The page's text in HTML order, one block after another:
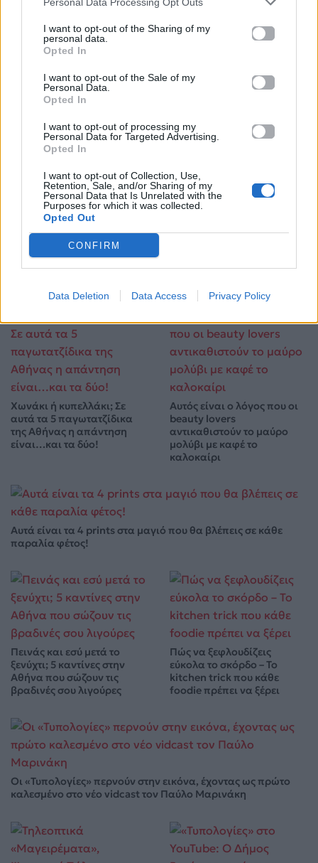
I want to opt-out of the Sharing of my
personal data.
Opted In
I want to opt-out of the Sale of my
Personal Data.
Opted In
I want to opt-out of processing my
Personal Data for Targeted Advertising.
Opted In
I want to opt-out of Collection, Use,
Retention, Sale, and/or Sharing of my
Personal Data that Is Unrelated with the
Purposes for which it was collected.
Opted Out
CONFIRM
Data Deletion Data Access Privacy Policy
Life
Η αποκάλυψη του αιώνα στην Αμφίπολη: Ολόκληρος
ο Τύμβος Καστά «ζωντανεύει» ξανά
Μουσικός νανουρίζει λιοντάρια παίζοντας το «November
Χωνάκι ή κυπελλάκι; Σε
αυτά τα 5 παγωτατζίδικα
της Αθήνας η απάντηση
είναι…και τα δύο!
Αυτός είναι ο λόγος που οι
beauty lovers
αντικαθιστούν το μαύρο
μολύβι με καφέ το
καλοκαίρι
Αυτά είναι τα 4 prints στα μαγιό που θα βλέπεις σε κάθε
παραλία φέτος!
Πεινάς και εσύ μετά το
ξενύχτι; 5 καντίνες στην
Αθήνα που σώζουν τις
βραδινές σου λιγούρες
Πώς να ξεφλουδίζεις
εύκολα το σκόρδο – Το
kitchen trick που κάθε
foodie πρέπει να ξέρει
Οι «Τυπολογίες» περνούν στην εικόνα, έχοντας ως πρώτο
καλεσμένο στο νέο vidcast τον Παύλο Μαρινάκη